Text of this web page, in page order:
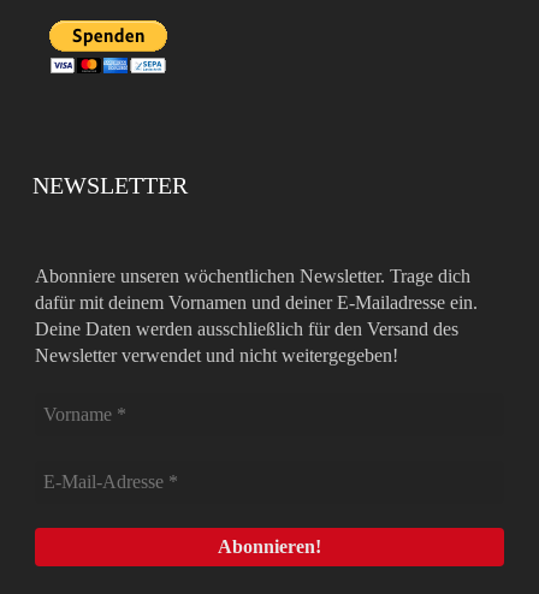
NEWSLETTER
Abonniere unseren wöchentlichen Newsletter. Trage dich
dafür mit deinem Vornamen und deiner E-Mailadresse ein.
Deine Daten werden ausschließlich für den Versand des
Newsletter verwendet und nicht weitergegeben!